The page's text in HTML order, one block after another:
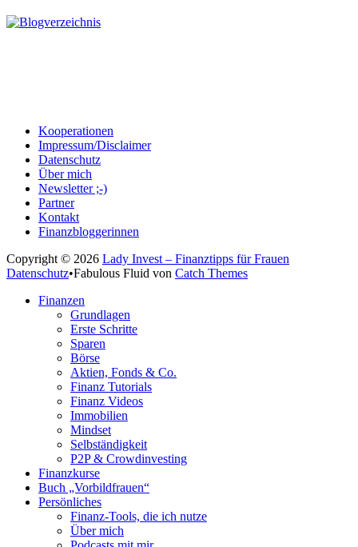
Kooperationen
Impressum/Disclaimer
Datenschutz
Über mich
Newsletter ;-)
Partner
Kontakt
Finanzbloggerinnen
Copyright © 2026 Lady Invest – Finanztipps für Frauen
Datenschutz•Fabulous Fluid von Catch Themes
oben
Finanzen
Grundlagen
Erste Schritte
Sparen
Börse
Aktien, Fonds & Co.
Finanz Tutorials
Finanz Videos
Immobilien
Mindset
Selbständigkeit
P2P & Crowdinvesting
Finanzkurse
Buch „Vorbildfrauen“
Persönliches
Finanz-Tools, die ich nutze
Über mich